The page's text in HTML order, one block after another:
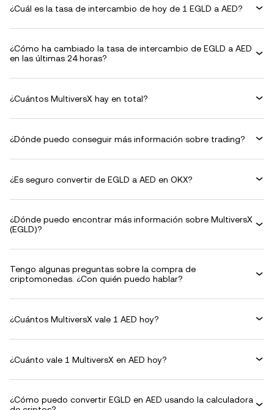
¿Cuál es la tasa de intercambio de hoy de 1 EGLD a AED?
¿Cómo ha cambiado la tasa de intercambio de EGLD a AED
en las últimas 24 horas?
¿Cuántos MultiversX hay en total?
¿Dónde puedo conseguir más información sobre trading?
¿Es seguro convertir de EGLD a AED en OKX?
¿Dónde puedo encontrar más información sobre MultiversX
(EGLD)?
Tengo algunas preguntas sobre la compra de
criptomonedas. ¿Con quién puedo hablar?
¿Cuántos MultiversX vale 1 AED hoy?
¿Cuánto vale 1 MultiversX en AED hoy?
¿Cómo puedo convertir EGLD en AED usando la calculadora